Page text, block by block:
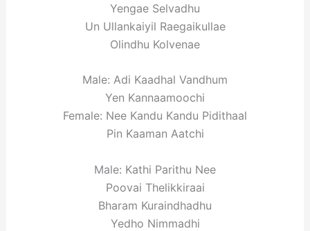
Yengae Selvadhu
Un Ullankaiyil Raegaikullae
Olindhu Kolvenae
Male: Adi Kaadhal Vandhum
Yen Kannaamoochi
Female: Nee Kandu Kandu Pidithaal
Pin Kaaman Aatchi
Male: Kathi Parithu Nee
Poovai Thelikkiraai
Bharam Kuraindhadhu
Yedho Nimmadhi